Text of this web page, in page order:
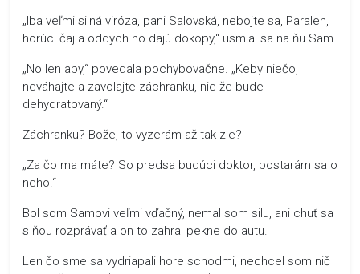
„Iba veľmi silná viróza, pani Salovská, nebojte sa, Paralen,
horúci čaj a oddych ho dajú dokopy,“ usmial sa na ňu Sam.
„No len aby,“ povedala pochybovačne. „Keby niečo,
neváhajte a zavolajte záchranku, nie že bude
dehydratovaný.“
Záchranku? Bože, to vyzerám až tak zle?
„Za čo ma máte? So predsa budúci doktor, postarám sa o
neho.“
Bol som Samovi veľmi vďačný, nemal som silu, ani chuť sa
s ňou rozprávať a on to zahral pekne do autu.
Len čo sme sa vydriapali hore schodmi, nechcel som nič